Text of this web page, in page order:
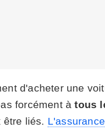
d'acheter une
forcément àtous
être liés. L'assurance